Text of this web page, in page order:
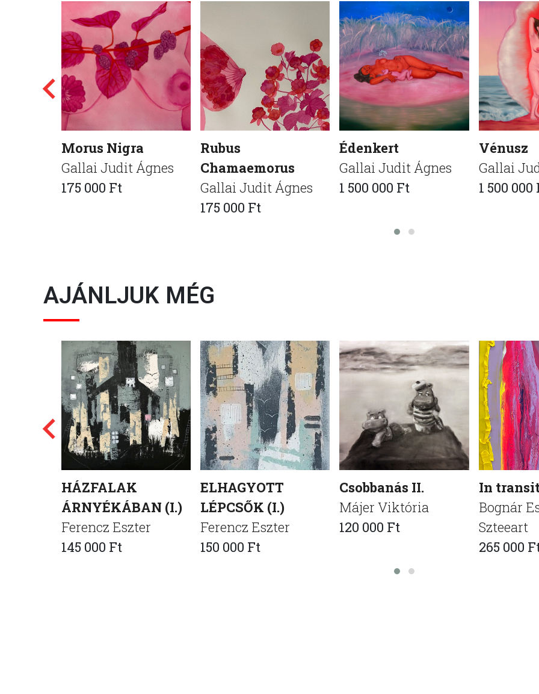
Morus Nigra
Gallai Judit Ágnes
175 000 Ft
Rubus
Chamaemorus
Gallai Judit Ágnes
175 000 Ft
Édenkert
Gallai Judit Ágnes
1 500 000 Ft
Vénusz
Gallai
1 500 000
AJÁNLJUK MÉG
HÁZFALAK
ÁRNYÉKÁBAN (I.)
Ferencz Eszter
145 000 Ft
ELHAGYOTT
LÉPCSŐK (I.)
Ferencz Eszter
150 000 Ft
Csobbanás II.
Májer Viktória
120 000 Ft
In
Bognár
Szteeart
265 000